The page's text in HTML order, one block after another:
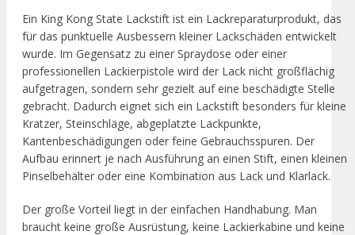
Ein King Kong State Lackstift ist ein Lackreparaturprodukt, das
für das punktuelle Ausbessern kleiner Lackschäden entwickelt
wurde. Im Gegensatz zu einer Spraydose oder einer
professionellen Lackierpistole wird der Lack nicht großflächig
aufgetragen, sondern sehr gezielt auf eine beschädigte Stelle
gebracht. Dadurch eignet sich ein Lackstift besonders für kleine
Kratzer, Steinschläge, abgeplatzte Lackpunkte,
Kantenbeschädigungen oder feine Gebrauchsspuren. Der
Aufbau erinnert je nach Ausführung an einen Stift, einen kleinen
Pinselbehälter oder eine Kombination aus Lack und Klarlack.
Der große Vorteil liegt in der einfachen Handhabung. Man
braucht keine große Ausrüstung, keine Lackierkabine und keine